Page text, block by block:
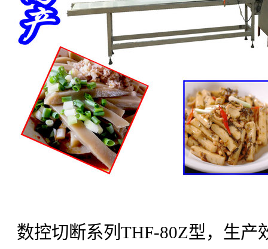
数控切断系列 THF-80Z型，生产